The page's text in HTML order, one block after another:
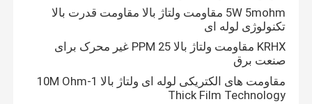
بخاری سرامیکی MCH
صفحه گرمایش سرامیکی
صفحه ازن
5W 5mohm مقاومت ولتاژ بالا مقاومت قدرت بالا
تکنولوژی لوله ای
KRHX مقاومت ولتاژ بالا 25 PPM غیر محرک برای
صنعت برق
مقاومت های الکتریکی لوله ای ولتاژ بالا 1-10M Ohm
Thick Film Technology